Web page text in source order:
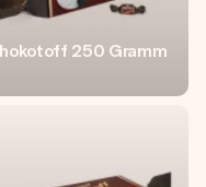
250 Gramm